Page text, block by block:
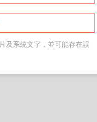
及系統文字，並可能存在誤